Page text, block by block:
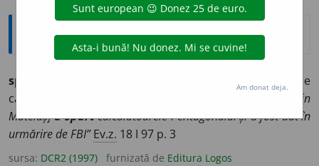
Explicative DEX
sp
) A intra ilegal într-o rețea de
calculatoare ocolind măsurile de securitate ◊
„[Călin
Mateiaș]a spartcalculatoarele Pentagonului și a fost dat în
urmărire de FBI” Ev.z. 18 I 97 p. 3
sursa: DCR2 (1997) furnizată de Editura Logos
Am donat deja.